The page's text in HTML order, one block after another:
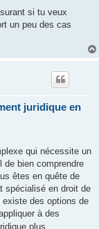
si tu veux
un peu des cas
juridique en
qui nécessite un
de bien comprendre
êtes en quête de
spécialisé en droit de
des options de
à des
plus